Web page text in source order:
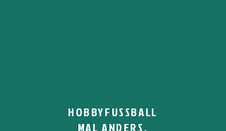
HOBBYFUSSBALL
MAL ANDERS.